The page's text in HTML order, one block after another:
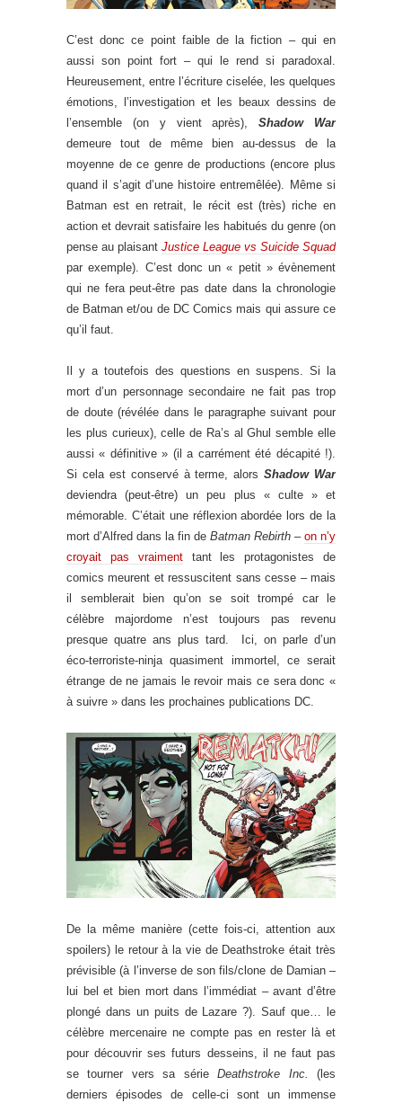
C’est donc ce point faible de la fiction – qui en
aussi son point fort – qui le rend si paradoxal.
Heureusement, entre l’écriture ciselée, les quelques
émotions, l’investigation et les beaux dessins de
l’ensemble (on y vient après),Shadow War
demeure tout de même bien au-dessus de la
moyenne de ce genre de productions (encore plus
quand il s’agit d’une histoire entremêlée). Même si
Batman est en retrait, le récit est (très) riche en
action et devrait satisfaire les habitués du genre (on
pense au plaisant Justice League vs Suicide Squad
par exemple). C’est donc un « petit » évènement
qui ne fera peut-être pas date dans la chronologie
de Batman et/ou de DC Comics mais qui assure ce
qu’il faut.
Il y a toutefois des questions en suspens. Si la
mort d’un personnage secondaire ne fait pas trop
de doute (révélée dans le paragraphe suivant pour
les plus curieux), celle de Ra’s al Ghul semble elle
aussi « définitive » (il a carrément été décapité !).
Si cela est conservé à terme, alorsShadow War
deviendra (peut-être) un peu plus « culte » et
mémorable. C’était une réflexion abordée lors de la
mort d’Alfred dans la fin de Batman Rebirth – on n’y
croyait pas vraimenttant les protagonistes de
comics meurent et ressuscitent sans cesse – mais
il semblerait bien qu’on se soit trompé car le
célèbre majordome n’est toujours pas revenu
presque quatre ans plus tard. Ici, on parle d’un
éco-terroriste-ninja quasiment immortel, ce serait
étrange de ne jamais le revoir mais ce sera donc «
à suivre » dans les prochaines publications DC.
De la même manière (cette fois-ci, attention aux
spoilers) le retour à la vie de Deathstroke était très
prévisible (à l’inverse de son fils/clone de Damian –
lui bel et bien mort dans l’immédiat – avant d’être
plongé dans un puits de Lazare ?). Sauf que… le
célèbre mercenaire ne compte pas en rester là et
pour découvrir ses futurs desseins, il ne faut pas
se tourner vers sa sérieDeathstroke Inc.
(les
derniers épisodes de celle-ci sont un immense